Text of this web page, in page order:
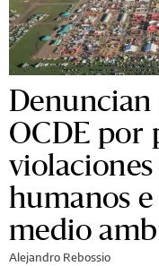
Denuncian
OCDE por
humanos
medio
Alejandro Rebossio